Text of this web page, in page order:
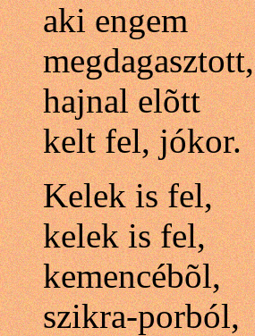
aki engem
megdagasztott,
hajnal elõtt
kelt fel, jókor.
Kelek is fel,
kelek is fel,
kemencébõl,
szikra-porból,